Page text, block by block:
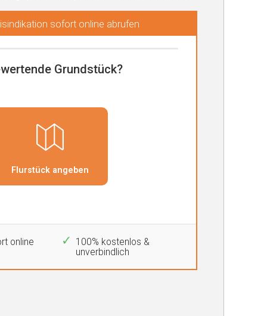
sofort online abrufen
online
100% kostenlos &
unverbindlich